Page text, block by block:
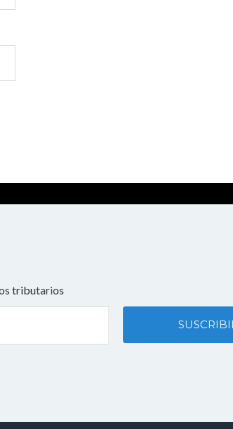
tributarios